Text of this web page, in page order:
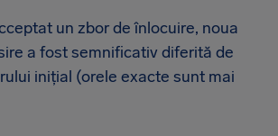
un zbor de înlocuire, noua
a fost semnificativ diferită de
inițial (orele exacte sunt mai